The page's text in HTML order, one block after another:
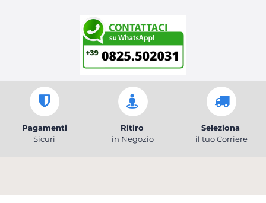
Pagamenti
Sicuri
Ritiro
in Negozio
Seleziona
il tuo Corriere